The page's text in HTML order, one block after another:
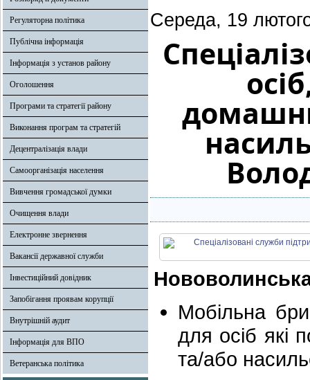
Регуляторна політика
Публічна інформація
Інформація з установ району
Оголошення
Програми та стратегії району
Виконання програм та стратегій
Децентралізація влади
Самоорганізація населення
Вивчення громадської думки
Очищення влади
Електронне звернення
Вакансії державної служби
Інвестиційний довідник
Запобігання проявам корупції
Внутрішній аудит
Інформація для ВПО
Ветеранська політика
Середа, 19
Мобільна
для осіб які
та/або